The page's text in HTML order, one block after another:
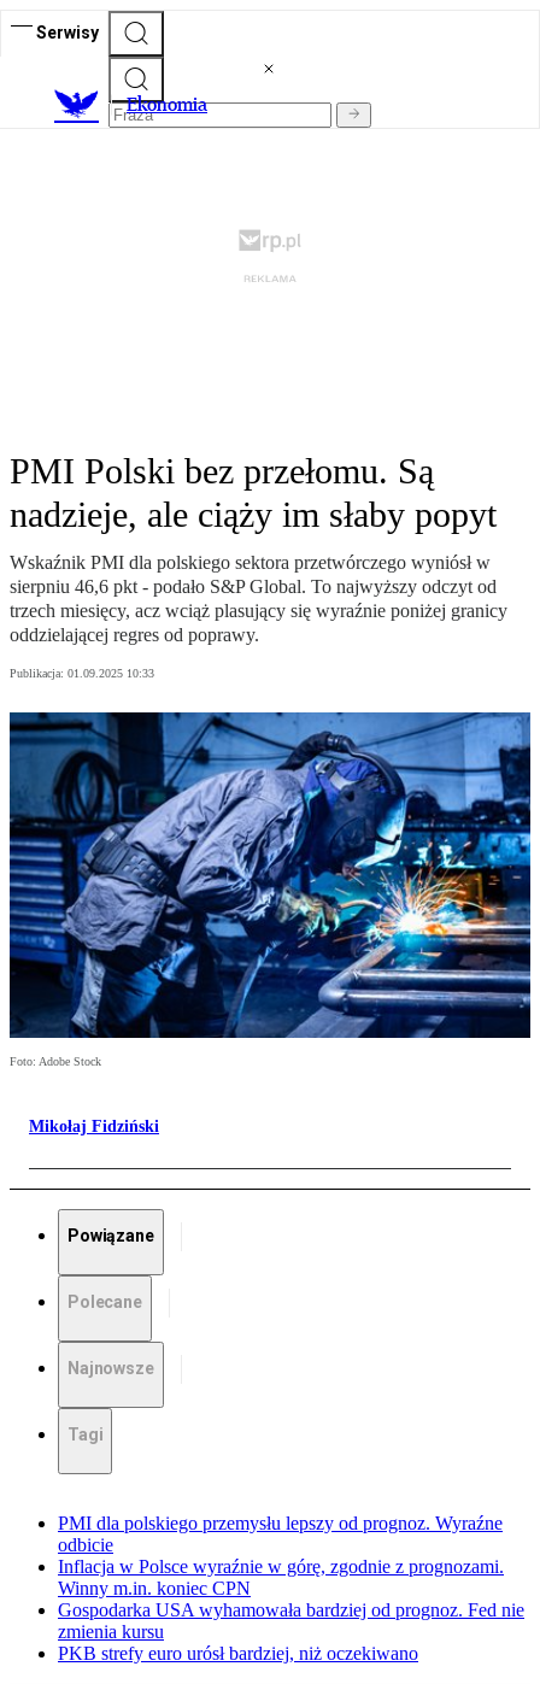
Serwisy
Ekonomia
PMI Polski bez przełomu. Są
nadzieje, ale ciąży im słaby popyt
Wskaźnik PMI dla polskiego sektora przetwórczego wyniósł w
sierpniu 46,6 pkt - podało S&P Global. To najwyższy odczyt od
trzech miesięcy, acz wciąż plasujący się wyraźnie poniżej granicy
oddzielającej regres od poprawy.
Publikacja: 01.09.2025 10:33
Foto: Adobe Stock
Mikołaj Fidziński
Powiązane
Polecane
Najnowsze
Tagi
PMI dla polskiego przemysłu lepszy od prognoz. Wyraźne
odbicie
Inflacja w Polsce wyraźnie w górę, zgodnie z prognozami.
Winny m.in. koniec CPN
Gospodarka USA wyhamowała bardziej od prognoz. Fed nie
zmienia kursu
PKB strefy euro urósł bardziej, niż oczekiwano